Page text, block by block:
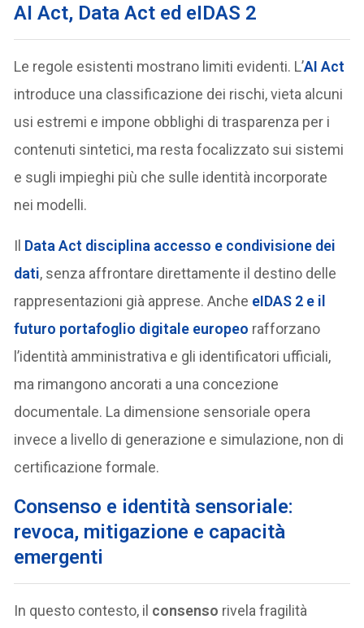
AI Act, Data Act ed eIDAS 2
Le regole esistenti mostrano limiti evidenti. L’AI Act
introduce una classificazione dei rischi, vieta alcuni
usi estremi e impone obblighi di trasparenza per i
contenuti sintetici, ma resta focalizzato sui sistemi
e sugli impieghi più che sulle identità incorporate
nei modelli.
Il Data Act disciplina accesso e condivisione dei
dati, senza affrontare direttamente il destino delle
rappresentazioni già apprese. Anche eIDAS 2 e il
futuro portafoglio digitale europeo rafforzano
l’identità amministrativa e gli identificatori ufficiali,
ma rimangono ancorati a una concezione
documentale. La dimensione sensoriale opera
invece a livello di generazione e simulazione, non di
certificazione formale.
Consenso e identità sensoriale:
revoca, mitigazione e capacità
emergenti
In questo contesto, il consenso rivela fragilità